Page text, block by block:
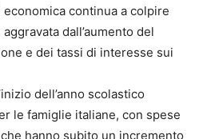
continua a colpire
dall’aumento del
e dei tassi di interesse sui
dell’anno scolastico
le famiglie italiane, con spese
hanno subito un incremento